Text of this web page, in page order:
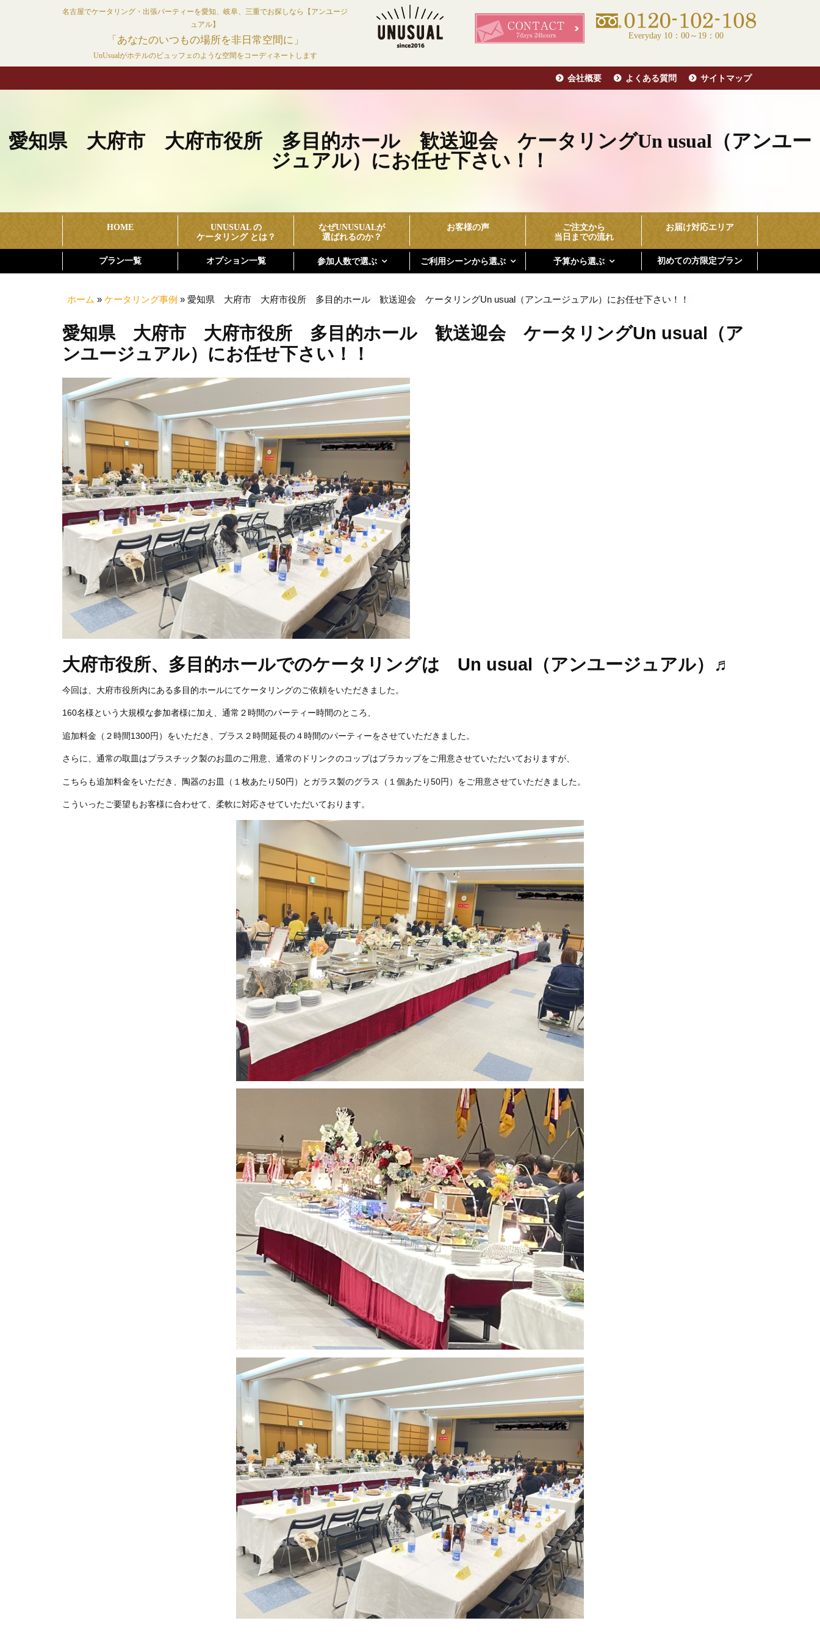
ツ
名古屋でケータリング・出張パーティーを愛知、岐阜、三重でお探しなら【アンユージ
ュアル】
「あなたのいつもの場所を非日常空間に」
UnUsualがホテルのビュッフェのような空間をコーディネートします
Everyday 10：00～19：00
会社概要 よくある質問 サイトマップ
愛知県 大府市 大府市役所 多目的ホール 歓送迎会 ケータリングUn usual（アンユー
ジュアル）にお任せ下さい！！
HOME
UNUSUAL の
ケータリング とは？
なぜUNUSUALが
選ばれるのか？
お客様の声
ご注文から
当日までの流れ
お届け対応エリア
プラン一覧 オプション一覧 参加人数で選ぶ ご利用シーンから選ぶ 予算から選ぶ 初めての方限定プラン
ホーム » ケータリング事例 » 愛知県 大府市 大府市役所 多目的ホール 歓送迎会 ケータリングUn usual（アンユージュアル）にお任せ下さい！！
愛知県 大府市 大府市役所 多目的ホール 歓送迎会 ケータリングUn usual（ア
ンユージュアル）にお任せ下さい！！
大府市役所、多目的ホールでのケータリングは Un usual（アンユージュアル）♬
今回は、大府市役所内にある多目的ホールにてケータリングのご依頼をいただきました。
160名様という大規模な参加者様に加え、通常２時間のパーティー時間のところ、
追加料金（２時間1300円）をいただき、プラス２時間延長の４時間のパーティーをさせていただきました。
さらに、通常の取皿はプラスチック製のお皿のご用意、通常のドリンクのコップはプラカップをご用意させていただいておりますが、
こちらも追加料金をいただき、陶器のお皿（１枚あたり50円）とガラス製のグラス（１個あたり50円）をご用意させていただきました。
こういったご要望もお客様に合わせて、柔軟に対応させていただいております。